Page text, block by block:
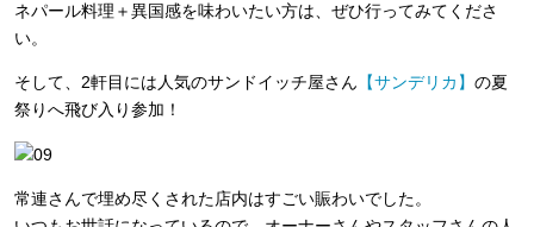
ネパール料理＋異国感を味わいたい方は、ぜひ行ってみてくださ
い。
そして、2軒目には人気のサンドイッチ屋さん 【サンデリカ】 の夏
祭りへ飛び入り参加！
常連さんで埋め尽くされた店内はすごい賑わいでした。